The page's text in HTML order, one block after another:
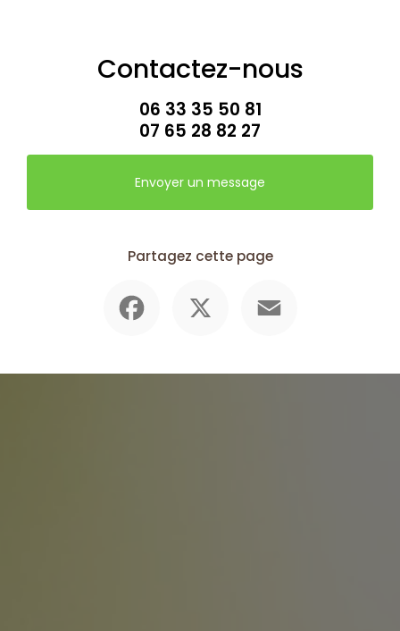
Contactez-nous
06 33 35 50 81
07 65 28 82 27
Envoyer un message
Partagez cette page